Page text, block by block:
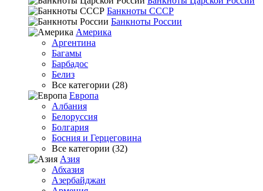
Банкноты СССР
Банкноты России
Америка
Аргентина
Багамы
Барбадос
Белиз
Все категории (28)
Европа
Албания
Белоруссия
Болгария
Босния и Герцеговина
Все категории (32)
Азия
Абхазия
Азербайджан